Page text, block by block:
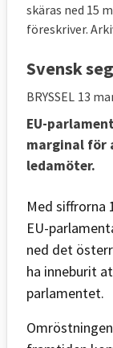
skäras ned 15
föreskriver.
Svensk
BRYSSEL 13
EU-
marginal för
ledamöter.
Med siffrorna
EU-
ned det
ha inneburit
parlamentet.